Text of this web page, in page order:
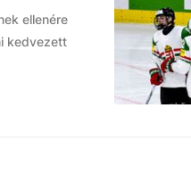
ellenére
kedvezett